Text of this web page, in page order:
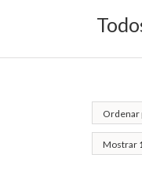
Ordenar
Mostrar